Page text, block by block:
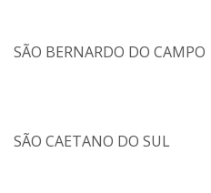
SÃO BERNARDO DO CAMPO
SÃO CAETANO DO SUL